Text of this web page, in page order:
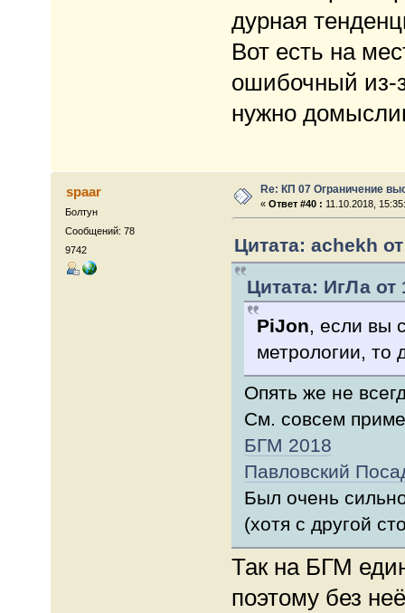
дурная
Вот есть на
ошибочный из-
нужно
spaar
Болтун
Сообщений: 78
9742
Re: КП 07 Ограничение
«Ответ #40 : 11.10.2018,
Цитата: achekh
Цитата: ИгЛа от
PiJon, если вы
метрологии, то
Опять же не
См. совсем
БГМ 2018
Павловский
Был очень
(хотя с другой
Так на БГМ
поэтому без